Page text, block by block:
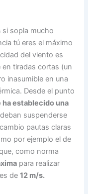
si sopla mucho
tú eres el máximo
del viento es
tiradas cortas (un
inasumible en una
Desde el punto
ha establecido una
suspenderse
pautas claras
por ejemplo el de
como norma
para realizar
de12 m/s.